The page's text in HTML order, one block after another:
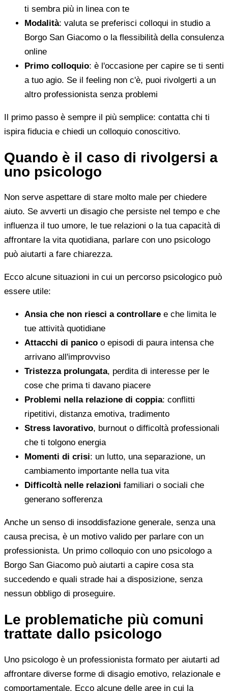
ti sembra più in linea con te
Modalità: valuta se preferisci colloqui in studio a
Borgo San Giacomo o la flessibilità della consulenza
online
Primo colloquio: è l'occasione per capire se ti senti
a tuo agio. Se il feeling non c'è, puoi rivolgerti a un
altro professionista senza problemi
Il primo passo è sempre il più semplice: contatta chi ti
ispira fiducia e chiedi un colloquio conoscitivo.
Quando è il caso di rivolgersi a
uno psicologo
Non serve aspettare di stare molto male per chiedere
aiuto. Se avverti un disagio che persiste nel tempo e che
influenza il tuo umore, le tue relazioni o la tua capacità di
affrontare la vita quotidiana, parlare con uno psicologo
può aiutarti a fare chiarezza.
Ecco alcune situazioni in cui un percorso psicologico può
essere utile:
Ansia che non riesci a controllare e che limita le
tue attività quotidiane
Attacchi di panico o episodi di paura intensa che
arrivano all'improvviso
Tristezza prolungata, perdita di interesse per le
cose che prima ti davano piacere
Problemi nella relazione di coppia: conflitti
ripetitivi, distanza emotiva, tradimento
Stress lavorativo, burnout o difficoltà professionali
che ti tolgono energia
Momenti di crisi: un lutto, una separazione, un
cambiamento importante nella tua vita
Difficoltà nelle relazioni familiari o sociali che
generano sofferenza
Anche un senso di insoddisfazione generale, senza una
causa precisa, è un motivo valido per parlare con un
professionista. Un primo colloquio con uno psicologo a
Borgo San Giacomo può aiutarti a capire cosa sta
succedendo e quali strade hai a disposizione, senza
nessun obbligo di proseguire.
Le problematiche più comuni
trattate dallo psicologo
Uno psicologo è un professionista formato per aiutarti ad
affrontare diverse forme di disagio emotivo, relazionale e
comportamentale. Ecco alcune delle aree in cui la